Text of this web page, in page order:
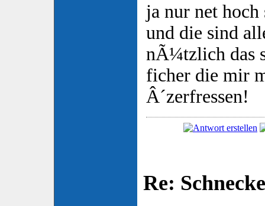
ja nur net
und die sind
nÃ¼tzlich das
ficher die mir
Â´zerfressen!
Re: